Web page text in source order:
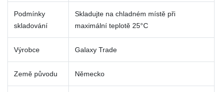
Podmínky
skladování
Skladujte na chladném místě při
maximální teplotě 25°C
Výrobce Galaxy Trade
Země původu Německo